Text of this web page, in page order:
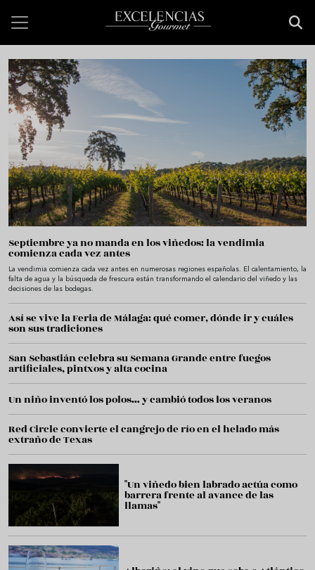
Bienvenido a Excelencias
Septiembre ya no manda en los viñedos: la vendimia
comienza cada vez antes
La vendimia comienza cada vez antes en numerosas regiones españolas. El calentamiento, la
falta de agua y la búsqueda de frescura están transformando el calendario del viñedo y las
decisiones de las bodegas.
Así se vive la Feria de Málaga: qué comer, dónde ir y cuáles
son sus tradiciones
San Sebastián celebra su Semana Grande entre fuegos
artificiales, pintxos y alta cocina
Un niño inventó los polos… y cambió todos los veranos
Red Circle convierte el cangrejo de río en el helado más
extraño de Texas
"Un viñedo bien labrado actúa como
barrera frente al avance de las
llamas"